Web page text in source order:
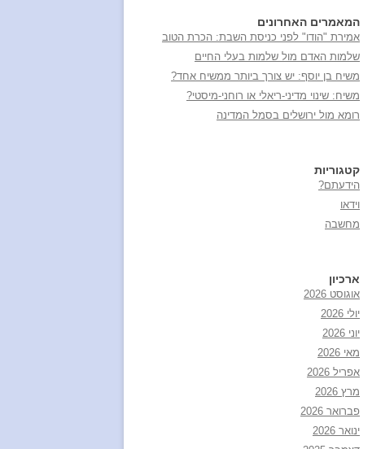
המאמרים האחרונים
אמירת "הודו" לפני כניסת השבת: הכרת הטוב
שלמות האדם מול שלמות בעלי החיים
משיח בן יוסף: יש צורך ביותר ממשיח אחד?
משיח: שינוי מדיני-ריאלי או רוחני-מיסטי?
רומא מול ירושלים בסמל המדינה
קטגוריות
הידעתם?
וידאו
מחשבה
ארכיון
אוגוסט 2026
יולי 2026
יוני 2026
מאי 2026
אפריל 2026
מרץ 2026
פברואר 2026
ינואר 2026